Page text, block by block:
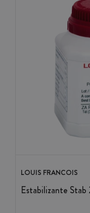
LOUIS FRANCOIS
Estabilizante